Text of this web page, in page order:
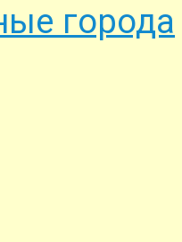
города